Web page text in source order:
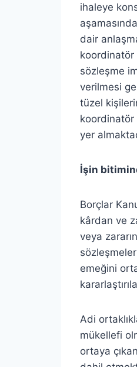
ihaleye
dair
koordinatör
sözleşme
verilmesi
tüzel
koordinatör
yer
İşin
Borçlar
kârdan ve
veya
emeğini
Adi
mükellefi
ortaya